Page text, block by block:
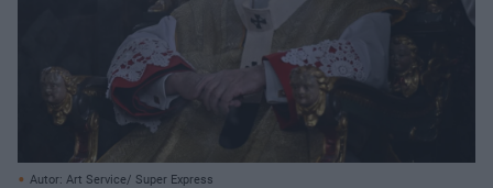
Autor: Art Service/ Super Express